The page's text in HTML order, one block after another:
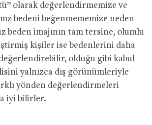
olarak değerlendirmemize ve
bedeni beğenmememize neden
beden imajının tam tersine, olumlu
kişiler ise bedenlerini daha
olduğu gibi kabul
yalnızca dış görünümleriyle
yönden değerlendirmeleri
iyi bilirler.